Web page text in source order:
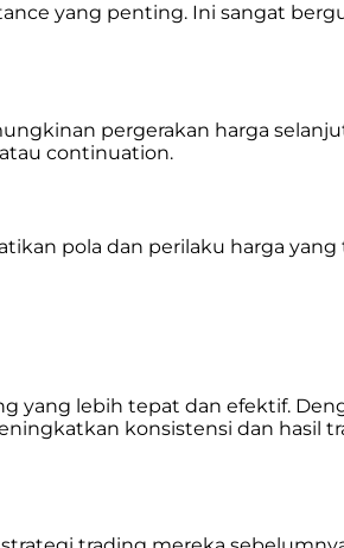
yang penting. Ini sangat
pergerakan harga
continuation.
pola dan perilaku harga
yang lebih tepat dan efektif.
konsistensi dan hasil